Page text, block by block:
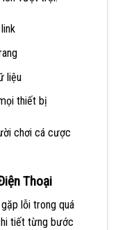
liệu
thiết bị
chơi cá cược
Thoại
lỗi trong quá
tiết từng bước